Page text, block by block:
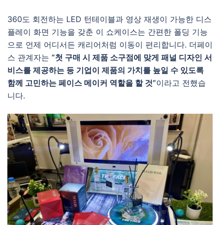
360도 회전하는 LED 턴테이블과 영상 재생이 가능한 디스
플레이 화면 기능을 갖춘 이 쇼케이스는 간편한 폴딩 기능
으로 언제 어디서든 캐리어처럼 이동이 편리합니다. 더페이
스 관계자는 “첫 구매 시 제품 소구점에 맞게 패널 디자인 서
비스를 제공하는 등 기업이 제품의 가치를 높일 수 있도록
함께 고민하는 페이스 메이커 역할을 할 것”이라고 전했습
니다.